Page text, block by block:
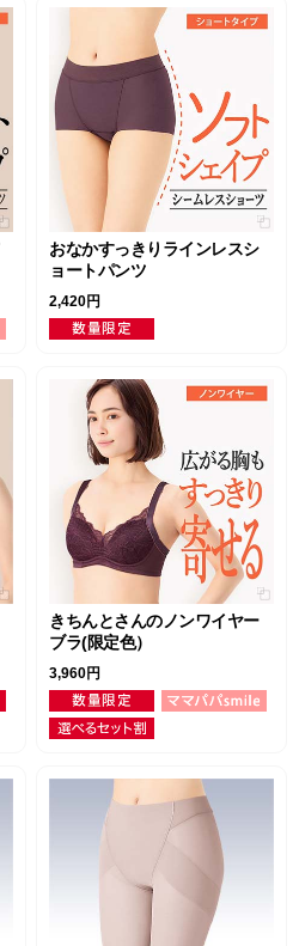
おなかすっきりラインレスシ
ョートパンツ
2,420円
きちんとさんのノンワイヤー
ブラ(限定色）
3,960円